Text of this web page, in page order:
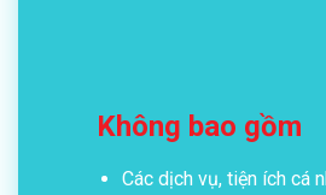
Không bao gồm
Các dịch vụ, tiện ích cá